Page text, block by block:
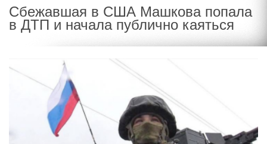
Сбежавшая в США Машкова попала
в ДТП и начала публично каяться